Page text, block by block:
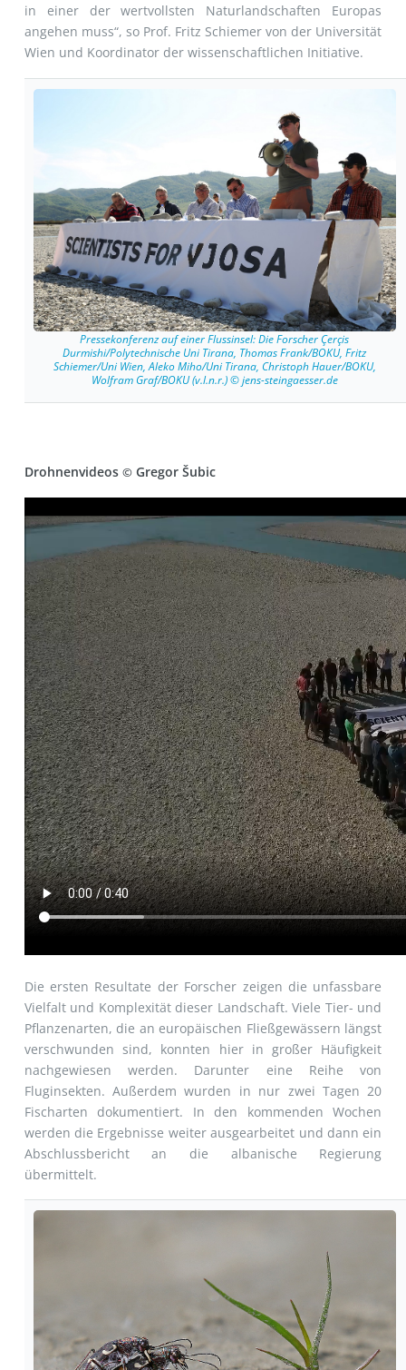
in einer der wertvollsten Naturlandschaften Europas
angehen muss“, so Prof. Fritz Schiemer von der Universität
Wien und Koordinator der wissenschaftlichen Initiative.
Pressekonferenz auf einer Flussinsel: Die Forscher Çerçis
Durmishi/Polytechnische Uni Tirana, Thomas Frank/BOKU, Fritz
Schiemer/Uni Wien, Aleko Miho/Uni Tirana, Christoph Hauer/BOKU,
Wolfram Graf/BOKU (v.l.n.r.) © jens-steingaesser.de
Drohnenvideos ©Gregor Šubic
Die ersten Resultate der Forscher zeigen die unfassbare
Vielfalt und Komplexität dieser Landschaft. Viele Tier- und
Pflanzenarten, die an europäischen Fließgewässern längst
verschwunden sind, konnten hier in großer Häufigkeit
nachgewiesen werden. Darunter eine Reihe von
Fluginsekten. Außerdem wurden in nur zwei Tagen 20
Fischarten dokumentiert. In den kommenden Wochen
werden die Ergebnisse weiter ausgearbeitet und dann ein
Abschlussbericht an die albanische Regierung
übermittelt.